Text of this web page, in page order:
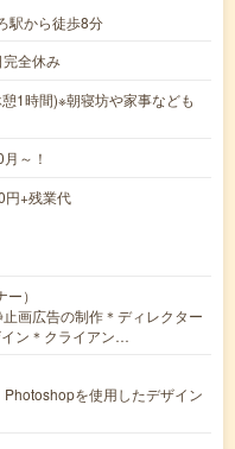
駅から徒歩8分
全休み
1時間)※朝寝坊や家事なども
～！
+残業代
）
画広告の制作＊ディレクター
ン＊クライアン…
Photoshopを使用したデザイン